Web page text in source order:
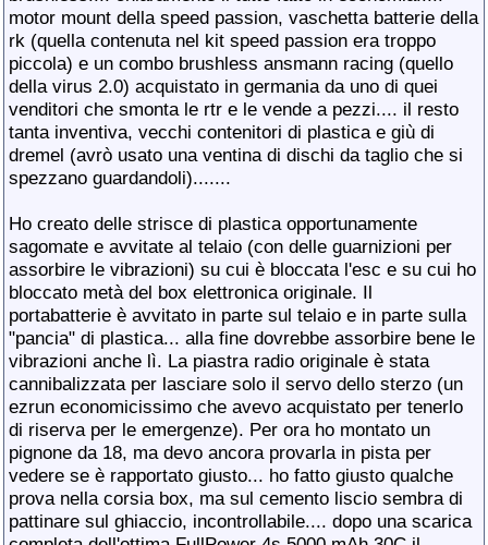
motor mount della speed passion, vaschetta batterie della
rk (quella contenuta nel kit speed passion era troppo
piccola) e un combo brushless ansmann racing (quello
della virus 2.0) acquistato in germania da uno di quei
venditori che smonta le rtr e le vende a pezzi.... il resto
tanta inventiva, vecchi contenitori di plastica e giù di
dremel (avrò usato una ventina di dischi da taglio che si
spezzano guardandoli).......
Ho creato delle strisce di plastica opportunamente
sagomate e avvitate al telaio (con delle guarnizioni per
assorbire le vibrazioni) su cui è bloccata l'esc e su cui ho
bloccato metà del box elettronica originale. Il
portabatterie è avvitato in parte sul telaio e in parte sulla
"pancia" di plastica... alla fine dovrebbe assorbire bene le
vibrazioni anche lì. La piastra radio originale è stata
cannibalizzata per lasciare solo il servo dello sterzo (un
ezrun economicissimo che avevo acquistato per tenerlo
di riserva per le emergenze). Per ora ho montato un
pignone da 18, ma devo ancora provarla in pista per
vedere se è rapportato giusto... ho fatto giusto qualche
prova nella corsia box, ma sul cemento liscio sembra di
pattinare sul ghiaccio, incontrollabile.... dopo una scarica